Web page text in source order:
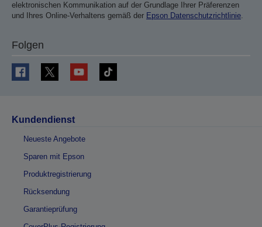
elektronischen Kommunikation auf der Grundlage Ihrer Präferenzen
und Ihres Online-Verhaltens gemäß der Epson Datenschutzrichtlinie.
Folgen
Kundendienst
Neueste Angebote
Sparen mit Epson
Produktregistrierung
Rücksendung
Garantieprüfung